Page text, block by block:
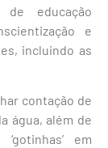
de educação
e
incluindo as
contação de
água, além de
em